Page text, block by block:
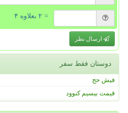
= ۲ بعلاوه ۴
ارسال نظر
دوستان فقط سفر
فیش حج
قیمت بیسیم کنوود